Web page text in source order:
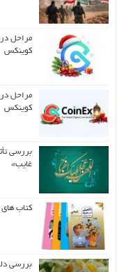
مراحل
کوینکس
مراحل
کوینکس
بررسی
غایب»
کتاب
بررسی